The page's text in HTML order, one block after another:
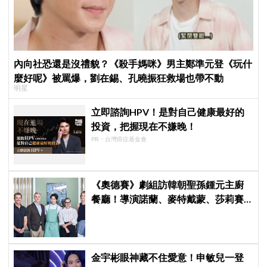
內向社恐還是沒禮貌？《殺手媽咪》男主鄭準元登《玩什
麼好呢》被罵爆，劉在錫、孔曉振狂救場也帶不動
明星
立即諮詢HPV！是對自己健康最好的
投資，把握現在不嫌晚！
PR・台灣癌症基金會
《奧德賽》劇組訪韓朝聖孫鍾元主廚
餐廳！導演諾蘭、麥特戴蒙、莎莉賽
金宇彬眼神藏不住愛意！申敏兒一登